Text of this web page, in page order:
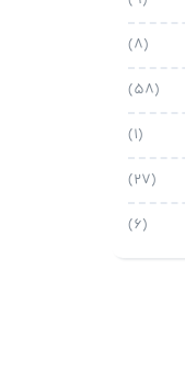
(8)
(58)
(1)
(27)
(6)